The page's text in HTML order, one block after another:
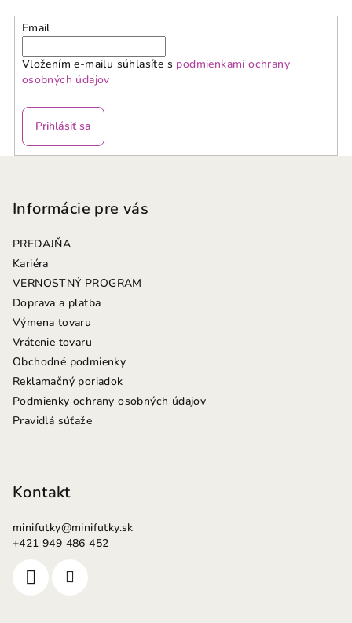
Email
Vložením e-mailu súhlasíte s podmienkami ochrany
osobných údajov
Prihlásiť sa
Informácie pre vás
PREDAJŇA
Kariéra
VERNOSTNÝ PROGRAM
Doprava a platba
Výmena tovaru
Vrátenie tovaru
Obchodné podmienky
Reklamačný poriadok
Podmienky ochrany osobných údajov
Pravidlá súťaže
Kontakt
minifutky@minifutky.sk
+421 949 486 452